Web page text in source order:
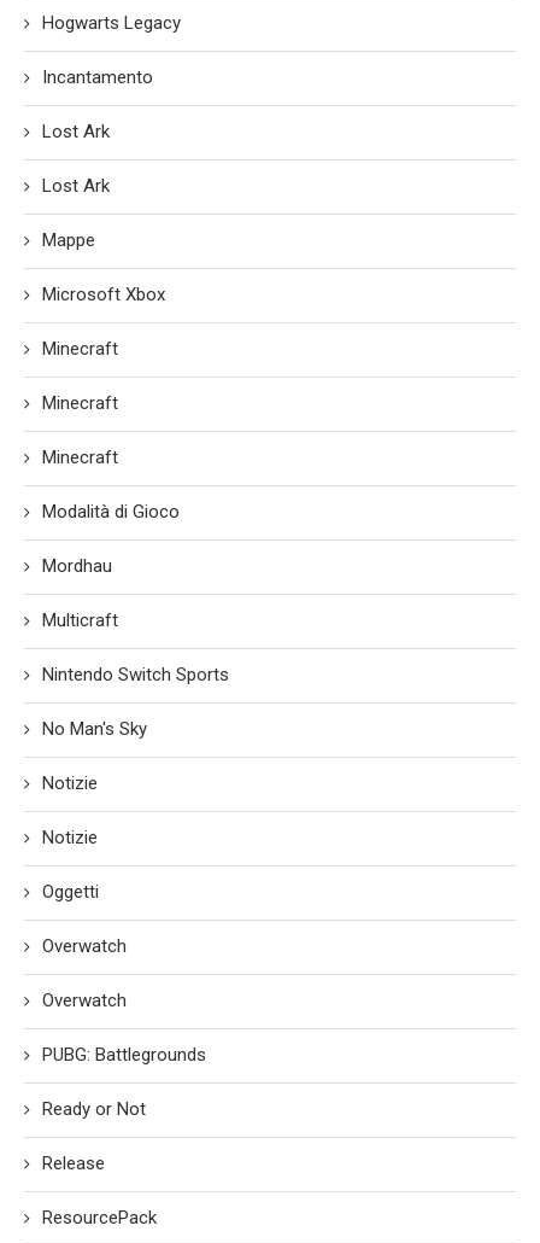
Hogwarts Legacy
Incantamento
Lost Ark
Lost Ark
Mappe
Microsoft Xbox
Minecraft
Minecraft
Minecraft
Modalità di Gioco
Mordhau
Multicraft
Nintendo Switch Sports
No Man's Sky
Notizie
Notizie
Oggetti
Overwatch
Overwatch
PUBG: Battlegrounds
Ready or Not
Release
ResourcePack